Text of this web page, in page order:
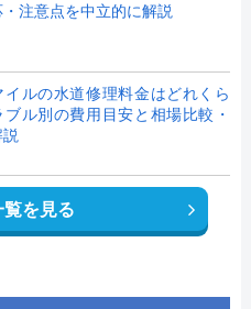
注意点を中立的に解説
イルの水道修理料金はどれくら
ブル別の費用目安と相場比較・
覧を見る